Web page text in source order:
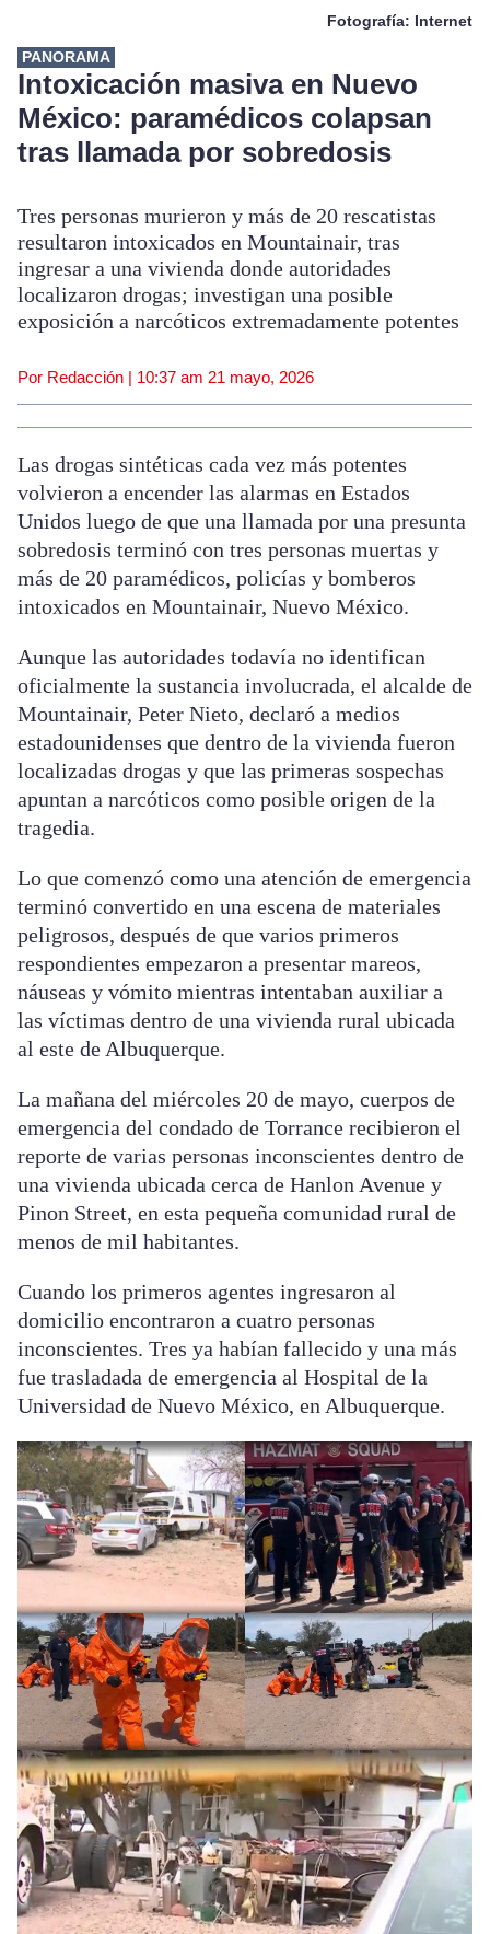
Fotografía: Internet
PANORAMA
Intoxicación masiva en Nuevo
México: paramédicos colapsan
tras llamada por sobredosis
Tres personas murieron y más de 20 rescatistas
resultaron intoxicados en Mountainair, tras
ingresar a una vivienda donde autoridades
localizaron drogas; investigan una posible
exposición a narcóticos extremadamente potentes
Por Redacción | 10:37 am 21 mayo, 2026
Las drogas sintéticas cada vez más potentes
volvieron a encender las alarmas en Estados
Unidos luego de que una llamada por una presunta
sobredosis terminó con tres personas muertas y
más de 20 paramédicos, policías y bomberos
intoxicados en Mountainair, Nuevo México.
Aunque las autoridades todavía no identifican
oficialmente la sustancia involucrada, el alcalde de
Mountainair, Peter Nieto, declaró a medios
estadounidenses que dentro de la vivienda fueron
localizadas drogas y que las primeras sospechas
apuntan a narcóticos como posible origen de la
tragedia.
Lo que comenzó como una atención de emergencia
terminó convertido en una escena de materiales
peligrosos, después de que varios primeros
respondientes empezaron a presentar mareos,
náuseas y vómito mientras intentaban auxiliar a
las víctimas dentro de una vivienda rural ubicada
al este de Albuquerque.
La mañana del miércoles 20 de mayo, cuerpos de
emergencia del condado de Torrance recibieron el
reporte de varias personas inconscientes dentro de
una vivienda ubicada cerca de Hanlon Avenue y
Pinon Street, en esta pequeña comunidad rural de
menos de mil habitantes.
Cuando los primeros agentes ingresaron al
domicilio encontraron a cuatro personas
inconscientes. Tres ya habían fallecido y una más
fue trasladada de emergencia al Hospital de la
Universidad de Nuevo México, en Albuquerque.